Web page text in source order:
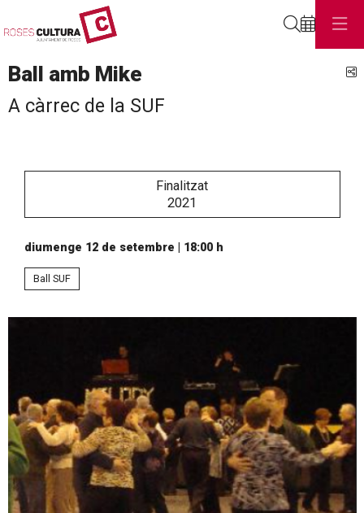
Ball amb Mike
A càrrec de la SUF
Finalitzat
2021
diumenge 12 de setembre 18:00 h
Ball SUF